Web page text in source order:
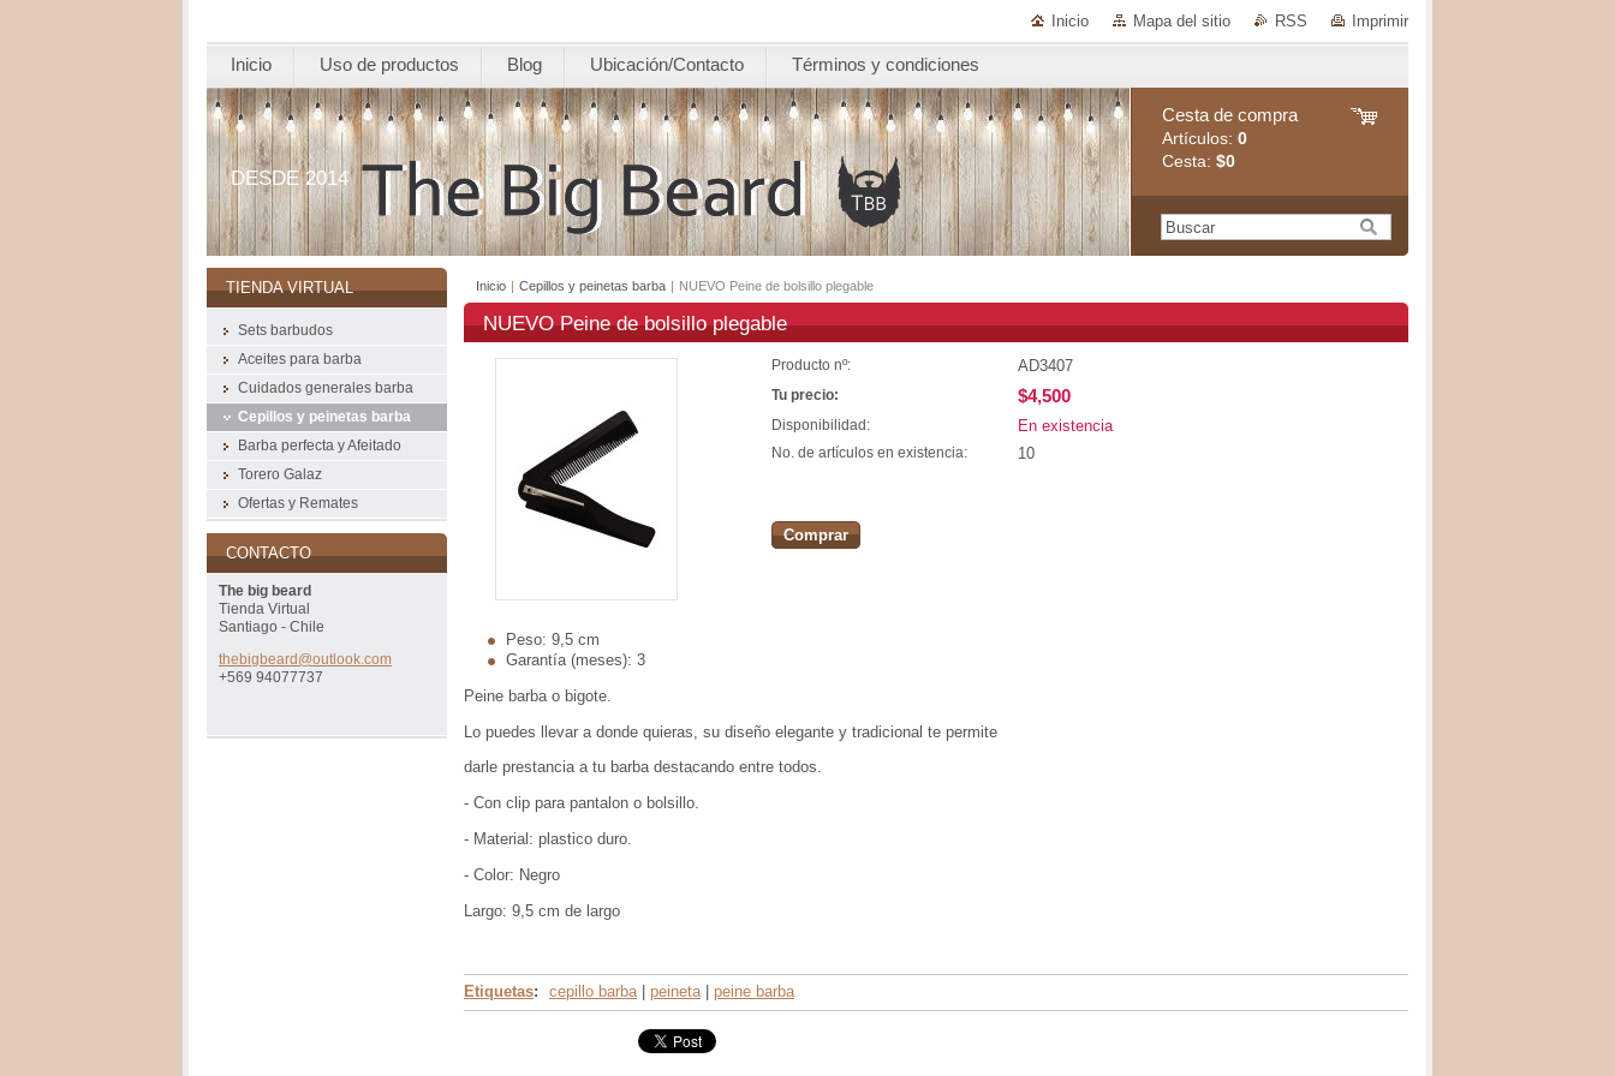
Inicio Mapa del sitio RSS Imprimir
Inicio Uso de productos Blog Ubicación/Contacto Términos y condiciones
DESDE 2014
Cesta de compra
Artículos: 0
Cesta: $0
Inicio | Cepillos y peinetas barba | NUEVO Peine de bolsillo plegable
NUEVO Peine de bolsillo plegable
Peso: 9,5 cm
Garantía (meses): 3
Producto nº: AD3407
Tu precio: $4,500
Disponibilidad: En existencia
No. de artículos en existencia: 10
Comprar
Peine barba o bigote.
Lo puedes llevar a donde quieras, su diseño elegante y tradicional te permite
darle prestancia a tu barba destacando entre todos.
- Con clip para pantalon o bolsillo.
- Material: plastico duro.
- Color: Negro
Largo: 9,5 cm de largo
Etiquetas: cepillo barba peineta peine barba
TIENDA VIRTUAL
Sets barbudos
Aceites para barba
Cuidados generales barba
Cepillos y peinetas barba
Barba perfecta y Afeitado
Torero Galaz
Ofertas y Remates
CONTACTO
The big beard
Tienda Virtual
Santiago - Chile
thebigbeard@outl ook.com
+569 94077737